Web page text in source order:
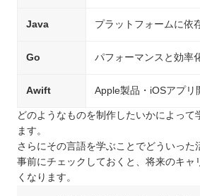
Java プラットフォームに依
Go パフォーマンスと効率
Awift Apple製品・iOSアプリ
どのようなものを制作したいかによって
ます。
さらにその言語を学ぶことでどういった
事前にチェックしておくと、将来のキャ
くなります。